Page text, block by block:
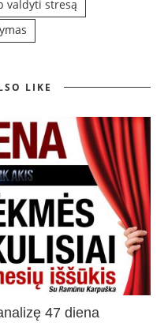
valdyti stresą
LIKE
47 diena